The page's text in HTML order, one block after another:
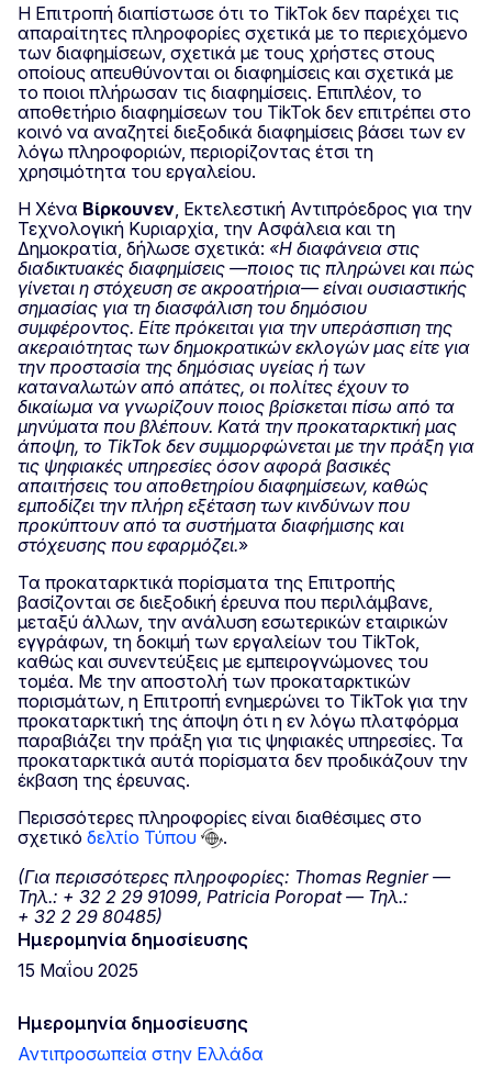
Η Επιτροπή διαπίστωσε ότι το TikTok δεν παρέχει τις
απαραίτητες πληροφορίες σχετικά με το περιεχόμενο
των διαφημίσεων, σχετικά με τους χρήστες στους
οποίους απευθύνονται οι διαφημίσεις και σχετικά με
το ποιοι πλήρωσαν τις διαφημίσεις. Επιπλέον, το
αποθετήριο διαφημίσεων του TikTok δεν επιτρέπει στο
κοινό να αναζητεί διεξοδικά διαφημίσεις βάσει των εν
λόγω πληροφοριών, περιορίζοντας έτσι τη
χρησιμότητα του εργαλείου.
Η Χένα Βίρκουνεν , Εκτελεστική Αντιπρόεδρος για την
Τεχνολογική Κυριαρχία, την Ασφάλεια και τη
Δημοκρατία, δήλωσε σχετικά: «Η διαφάνεια στις
διαδικτυακές διαφημίσεις —ποιος τις πληρώνει και πώς
γίνεται η στόχευση σε ακροατήρια— είναι ουσιαστικής
σημασίας για τη διασφάλιση του δημόσιου
συμφέροντος. Είτε πρόκειται για την υπεράσπιση της
ακεραιότητας των δημοκρατικών εκλογών μας είτε για
την προστασία της δημόσιας υγείας ή των
καταναλωτών από απάτες, οι πολίτες έχουν το
δικαίωμα να γνωρίζουν ποιος βρίσκεται πίσω από τα
μηνύματα που βλέπουν. Κατά την προκαταρκτική μας
άποψη, το TikTok δεν συμμορφώνεται με την πράξη για
τις ψηφιακές υπηρεσίες όσον αφορά βασικές
απαιτήσεις του αποθετηρίου διαφημίσεων, καθώς
εμποδίζει την πλήρη εξέταση των κινδύνων που
προκύπτουν από τα συστήματα διαφήμισης και
στόχευσης που εφαρμόζει.»
Τα προκαταρκτικά πορίσματα της Επιτροπής
βασίζονται σε διεξοδική έρευνα που περιλάμβανε,
μεταξύ άλλων, την ανάλυση εσωτερικών εταιρικών
εγγράφων, τη δοκιμή των εργαλείων του TikTok,
καθώς και συνεντεύξεις με εμπειρογνώμονες του
τομέα. Με την αποστολή των προκαταρκτικών
πορισμάτων, η Επιτροπή ενημερώνει το TikTok για την
προκαταρκτική της άποψη ότι η εν λόγω πλατφόρμα
παραβιάζει την πράξη για τις ψηφιακές υπηρεσίες. Τα
προκαταρκτικά αυτά πορίσματα δεν προδικάζουν την
έκβαση της έρευνας.
Περισσότερες πληροφορίες είναι διαθέσιμες στο
σχετικό δελτίο Τύπου
.
(Για περισσότερες πληροφορίες: Thomas Regnier —
Τηλ.: + 32 2 29 91099, Patricia Poropat — Τηλ.:
+ 32 2 29 80485)
Ημερομηνία δημοσίευσης
15 Μαΐου 2025
Ημερομηνία δημοσίευσης
Αντιπροσωπεία στην Ελλάδα